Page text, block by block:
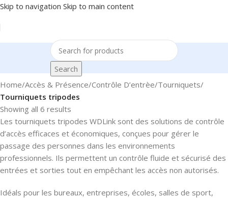
Skip to navigation Skip to main content
Search
Home/Accès & Présence/Contrôle D’entrèe/Tourniquets/
Tourniquets tripodes
Showing all 6 results
Les tourniquets tripodes WDLink sont des solutions de contrôle
d’accès efficaces et économiques, conçues pour gérer le
passage des personnes dans les environnements
professionnels. Ils permettent un contrôle fluide et sécurisé des
entrées et sorties tout en empêchant les accès non autorisés.
Idéals pour les bureaux, entreprises, écoles, salles de sport,